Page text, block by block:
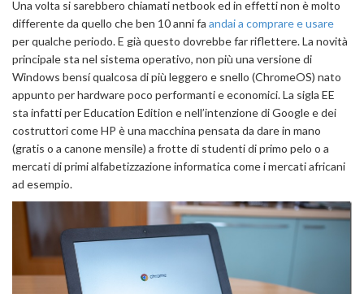
Una volta si sarebbero chiamati netbook ed in effetti non è molto
differente da quello che ben 10 anni fa andai a comprare e usare
per qualche periodo. E già questo dovrebbe far riflettere. La novità
principale sta nel sistema operativo, non più una versione di
Windows bensí qualcosa di più leggero e snello (ChromeOS) nato
appunto per hardware poco performanti e economici. La sigla EE
sta infatti per Education Edition e nell’intenzione di Google e dei
costruttori come HP è una macchina pensata da dare in mano
(gratis o a canone mensile) a frotte di studenti di primo pelo o a
mercati di primi alfabetizzazione informatica come i mercati africani
ad esempio.